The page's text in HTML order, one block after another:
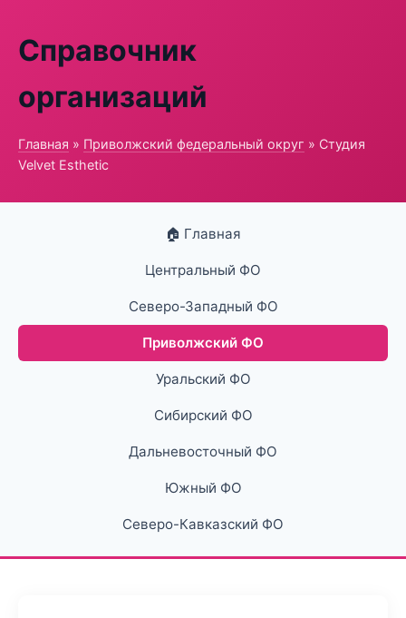
Справочник
организаций
Главная » Приволжский федеральный округ » Студия
Velvet Esthetic
🏠 Главная
Центральный ФО
Северо-Западный ФО
Приволжский ФО
Уральский ФО
Сибирский ФО
Дальневосточный ФО
Южный ФО
Северо-Кавказский ФО